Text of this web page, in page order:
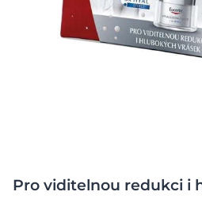
Pro viditelnou redukci i